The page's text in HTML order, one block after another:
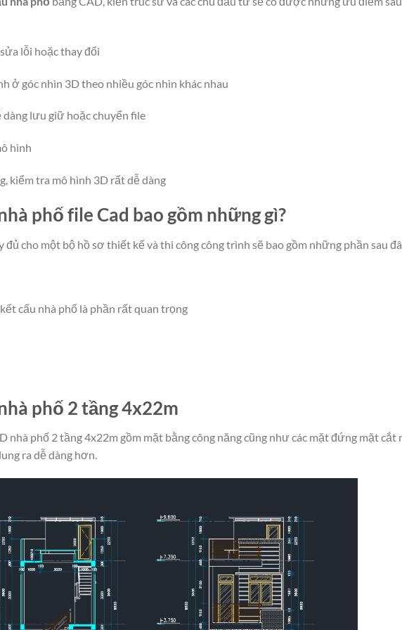
lỗi hoặc thay đổi
ở góc nhìn 3D theo nhiều góc nhìn khác nhau
dàng lưu giữ hoặc chuyển file
hình
kiểm tra mô hình 3D rất dễ dàng
phố file Cad bao gồm những gì?
đủ cho một bộ hồ sơ thiết kế và thi công công trình sẽ bao gồm những phần sau
cấu nhà phố là phần rất quan trọng
phố 2 tầng 4x22m
nhà phố 2 tầng 4x22m gồm mặt bằng công năng cũng như các mặt đứng mặt cắt
ra dễ dàng hơn.